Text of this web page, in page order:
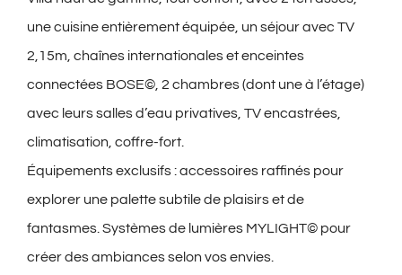
une cuisine entièrement équipée, un séjour avec TV
2,15m, chaînes internationales et enceintes
connectées BOSE©, 2 chambres (dont une à l’étage)
avec leurs salles d’eau privatives, TV encastrées,
climatisation, coffre-fort.
Équipements exclusifs : accessoires raffinés pour
explorer une palette subtile de plaisirs et de
fantasmes. Systèmes de lumières MYLIGHT© pour
créer des ambiances selon vos envies.